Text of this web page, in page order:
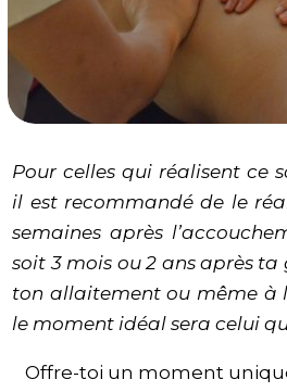
Pour celles qui réalisent ce
il est recommandé de le
semaines après
soit 3 mois ou 2 ans après ta
ton allaitement ou même à
le moment idéal sera celui
Offre-toi un moment